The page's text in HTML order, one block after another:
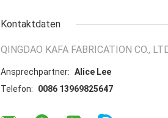
Kontaktdaten
QINGDAO KAFA FABRICATION CO.,
Ansprechpartner: Alice Lee
Telefon:
0086 13969825647